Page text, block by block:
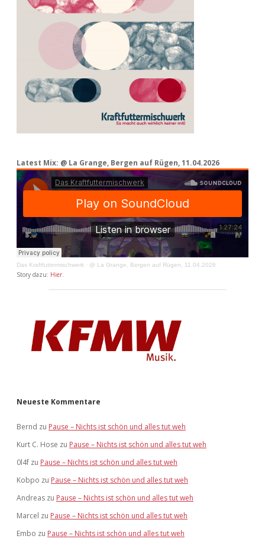
Latest Mix: @ La Grange, Bergen auf Rügen, 11.04.2026
Das Kraftfuttermischwerk · @ La Grange, Bergen auf Rügen, 11.04.2026
Story dazu: Hier
Neueste Kommentare
Bernd zu Pause – Nichts ist schön und alles tut weh
Kurt C. Hose zu Pause – Nichts ist schön und alles tut weh
0l4f zu Pause – Nichts ist schön und alles tut weh
Kobpo zu Pause – Nichts ist schön und alles tut weh
Andreas zu Pause – Nichts ist schön und alles tut weh
Marcel zu Pause – Nichts ist schön und alles tut weh
Embo zu Pause – Nichts ist schön und alles tut weh